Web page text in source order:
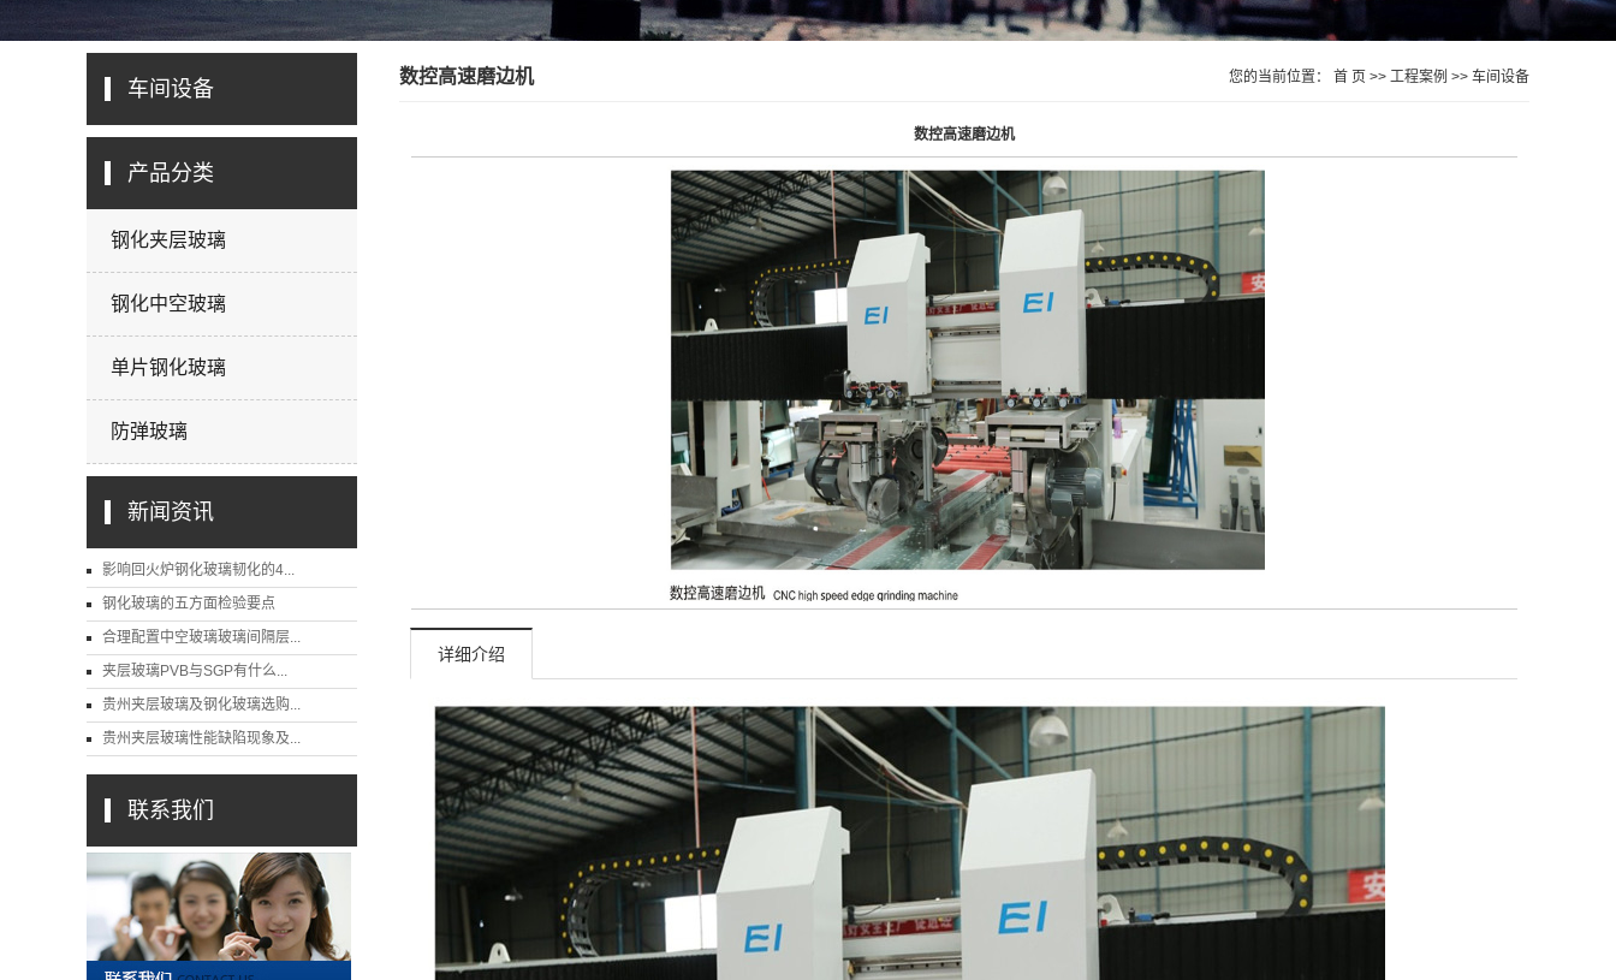
车间设备
产品分类
钢化夹层玻璃
钢化中空玻璃
单片钢化玻璃
防弹玻璃
新闻资讯
影响回火炉钢化玻璃韧化的4...
钢化玻璃的五方面检验要点
合理配置中空玻璃玻璃间隔层...
夹层玻璃PVB与SGP有什么...
贵州夹层玻璃及钢化玻璃选购...
贵州夹层玻璃性能缺陷现象及...
联系我们
数控高速磨边机 您的当前位置： 首 页 >> 工程案例 >> 车间设备
数控高速磨边机
详细介绍